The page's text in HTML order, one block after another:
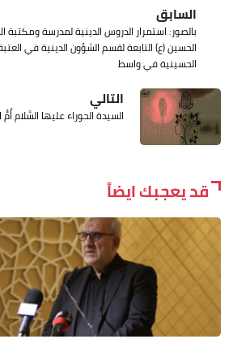
السابق
بالصور: استمرار الدروس الدينية لمدرسة ومكتبة
الحسين (ع) التابعة لقسم الشؤون الدينية في
الحسينية في واسط
التالي
السيدة الحوراء عليها السَّلام
قد يعجبك ايضاً